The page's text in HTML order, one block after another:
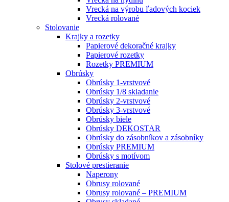
Vrecká na výrobu ľadových kociek
Vrecká rolované
Stolovanie
Krajky a rozetky
Papierové dekoračné krajky
Papierové rozetky
Rozetky PREMIUM
Obrúsky
Obrúsky 1-vrstvové
Obrúsky 1/8 skladanie
Obrúsky 2-vrstvové
Obrúsky 3-vrstvové
Obrúsky biele
Obrúsky DEKOSTAR
Obrúsky do zásobníkov a zásobníky
Obrúsky PREMIUM
Obrúsky s motívom
Stolové prestieranie
Naperony
Obrusy rolované
Obrusy rolované – PREMIUM